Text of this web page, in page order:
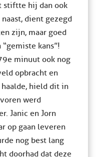
stiftte hij dan ook
dient gezegd
zijn, maar goed
kans”!
minuut ook nog
opbracht en
hield dit in
werd
Janic en Jorn
op gaan leveren
nog best lang
doorhad dat deze